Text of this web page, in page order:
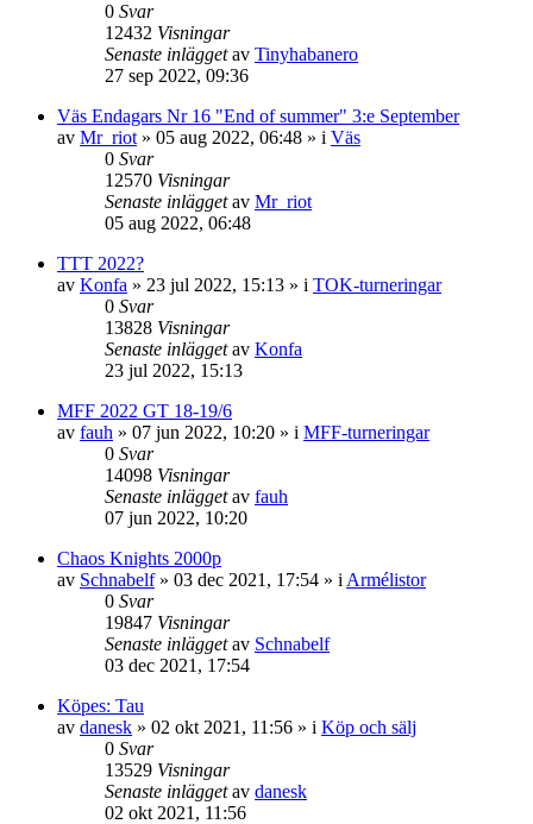
0 Svar
12432 Visningar
Senaste inläggetav Tinyhabanero
27 sep 2022, 09:36
Väs Endagars Nr 16 "End of summer" 3:e September
av Mr_riot » 05 aug 2022, 06:48 » i Väs
0 Svar
12570 Visningar
Senaste inläggetav Mr_riot
05 aug 2022, 06:48
TTT 2022?
av Konfa » 23 jul 2022, 15:13 » i TOK-turneringar
0 Svar
13828 Visningar
Senaste inläggetav Konfa
23 jul 2022, 15:13
MFF 2022 GT 18-19/6
av fauh » 07 jun 2022, 10:20 » i MFF-turneringar
0 Svar
14098 Visningar
Senaste inläggetav fauh
07 jun 2022, 10:20
Chaos Knights 2000p
av Schnabelf» 03 dec 2021, 17:54 » i Armélistor
0 Svar
19847 Visningar
Senaste inläggetav Schnabelf
03 dec 2021, 17:54
Köpes: Tau
av danesk » 02 okt 2021, 11:56 » i Köp och sälj
0 Svar
13529 Visningar
Senaste inläggetav danesk
02 okt 2021, 11:56